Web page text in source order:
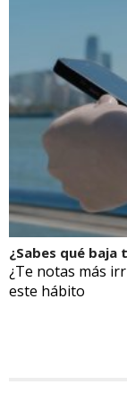
¿Sabes qué baja
¿Te notas más
este hábito